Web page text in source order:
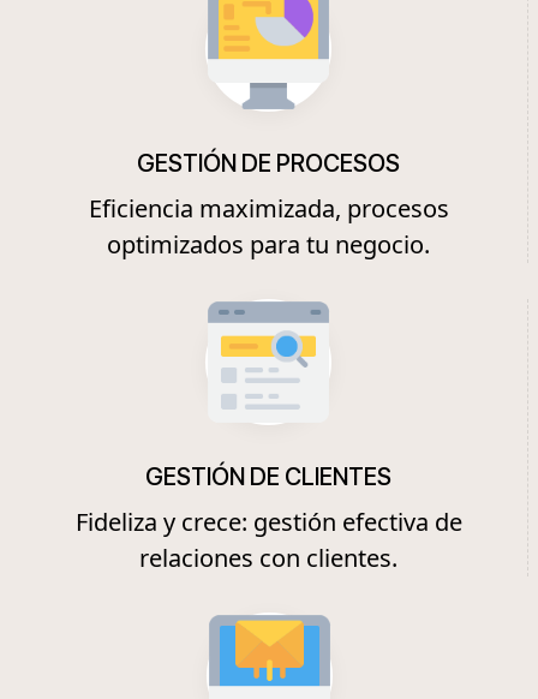
GESTIÓN DE PROCESOS
Eficiencia maximizada, procesos
optimizados para tu negocio.
GESTIÓN DE CLIENTES
Fideliza y crece: gestión efectiva de
relaciones con clientes.